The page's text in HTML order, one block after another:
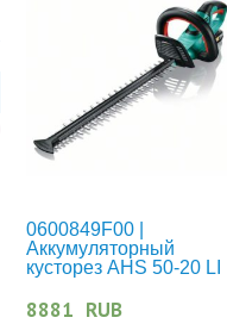
0600849F00 |
Аккумуляторный
кусторез AHS 50-20 LI
8881 RUB